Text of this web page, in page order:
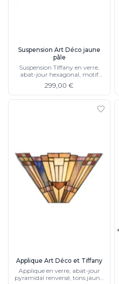
Suspension Art Déco jaune
pâle
Suspension Tiffany en verre,
abat-jour hexagonal, motif
suspension
299,00 €
Applique Art Déco et Tiffany
Applique en verre, abat-jour
pyramidal renversé, tons jaune,